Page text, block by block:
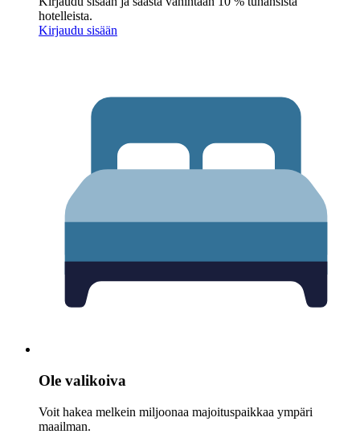
hotelleista.
Kirjaudu sisään
Ole valikoiva
Voit hakea melkein miljoonaa majoituspaikkaa ympäri
maailman.